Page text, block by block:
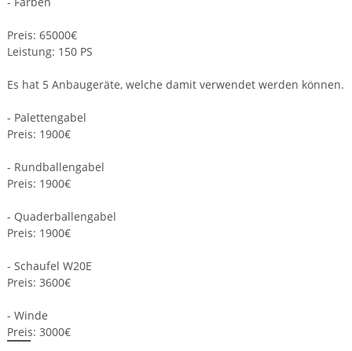
Preis: 65000€
Leistung: 150 PS
Es hat 5 Anbaugeräte, welche damit verwendet werden können.
- Palettengabel
Preis: 1900€
- Rundballengabel
Preis: 1900€
- Quaderballengabel
Preis: 1900€
- Schaufel W20E
Preis: 3600€
- Winde
Preis: 3000€